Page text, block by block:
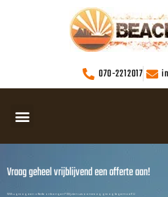
070-2212017
Vraag geheel vrijblijvend een offerte aan!
Wilt u graag een offerte ontvangen? Wij zien uw aanvraag graag tegemoet! U